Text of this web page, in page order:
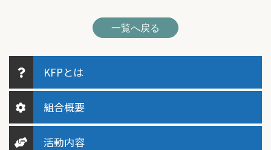
一覧へ戻る
KFPとは
組合概要
活動内容